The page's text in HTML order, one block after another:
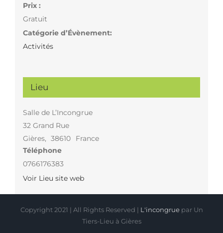
Prix :
Gratuit
Catégorie d’Évènement:
Activités
Lieu
Salle de L’Incongrue
32 Grand Rue
Gières, 38610
France
Téléphone
0766176383
Voir Lieu site web
Copyright 2021 | All Rights Reserved | L'incongruepar Un
Tiers-Lieu à Gières